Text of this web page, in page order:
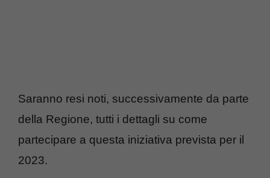
Saranno resi noti, successivamente da parte
della Regione, tutti i dettagli su come
partecipare a questa iniziativa prevista per il
2023.